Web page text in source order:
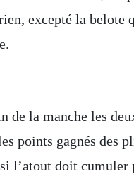
excepté la belote
de la manche les
points gagnés des
l’atout doit cumuler